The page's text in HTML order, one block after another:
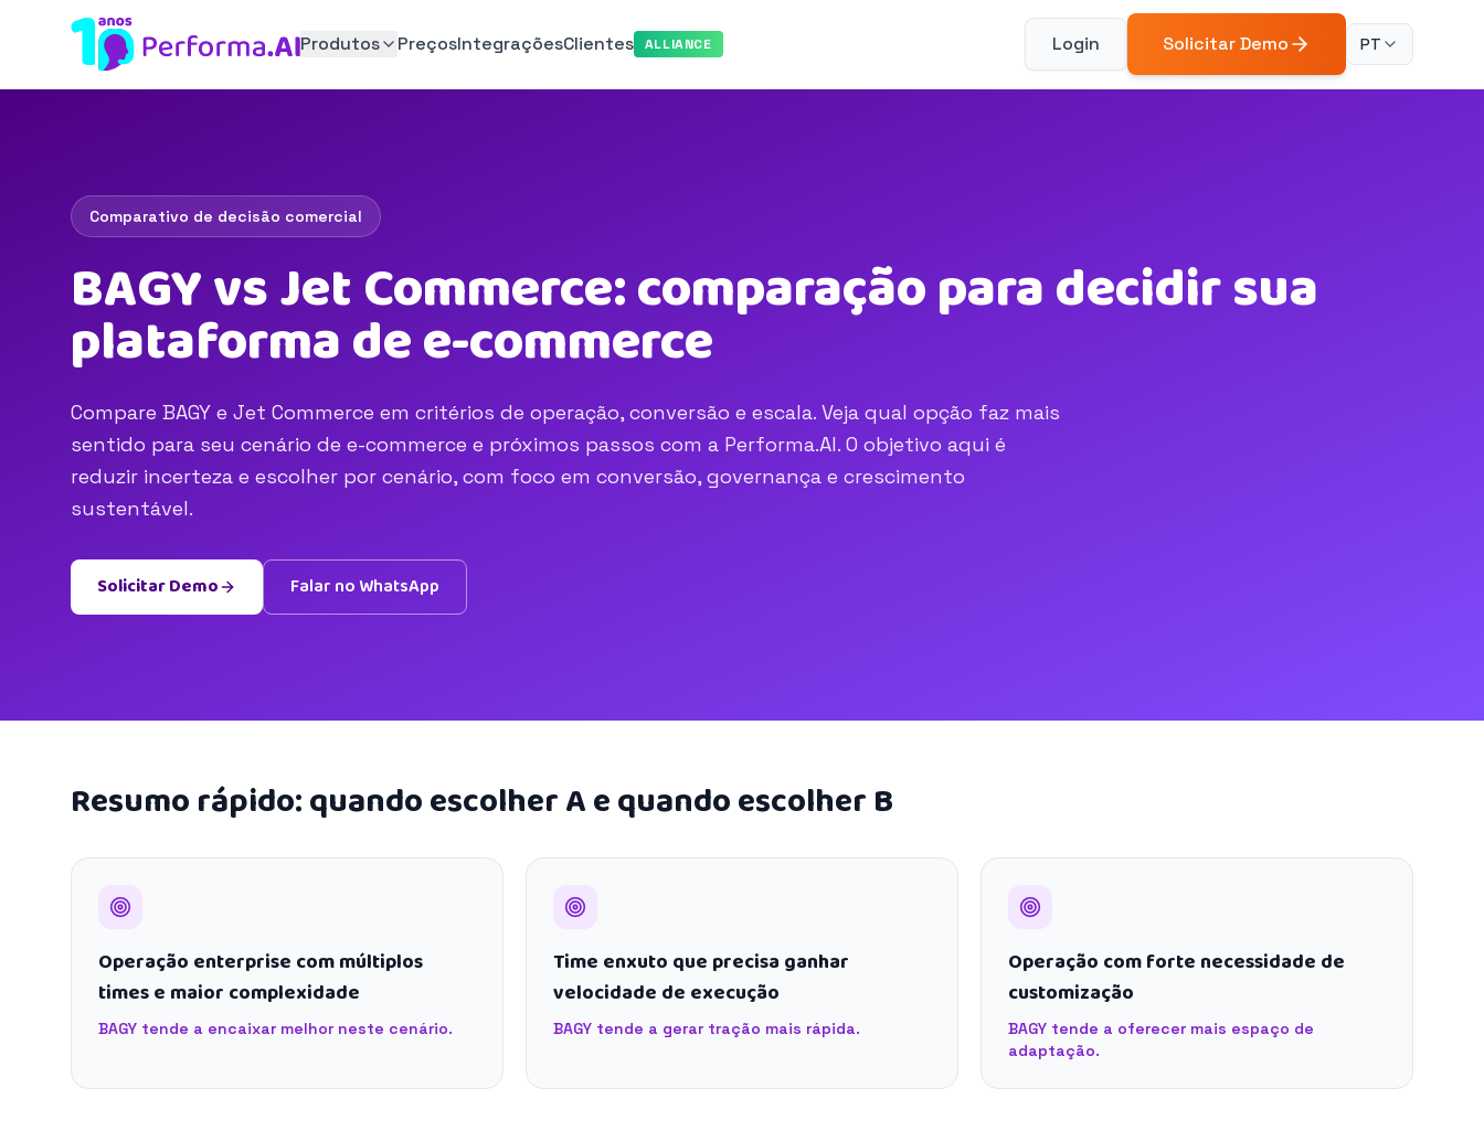
Produtos PreçosIntegraçõesClientes ALLIANCE Login Solicitar Demo PT
Comparativo de decisão comercial
BAGY vs Jet Commerce: comparação para decidir sua
plataforma de e-commerce
Compare BAGY e Jet Commerce em critérios de operação, conversão e escala. Veja qual opção faz mais
sentido para seu cenário de e-commerce e próximos passos com a Performa.AI. O objetivo aqui é
reduzir incerteza e escolher por cenário, com foco em conversão, governança e crescimento
sustentável.
Solicitar Demo Falar no WhatsApp
Resumo rápido: quando escolher A e quando escolher B
Operação enterprise com múltiplos
times e maior complexidade
BAGY tende a encaixar melhor neste cenário.
Time enxuto que precisa ganhar
velocidade de execução
BAGY tende a gerar tração mais rápida.
Operação com forte necessidade de
customização
BAGY tende a oferecer mais espaço de
adaptação.